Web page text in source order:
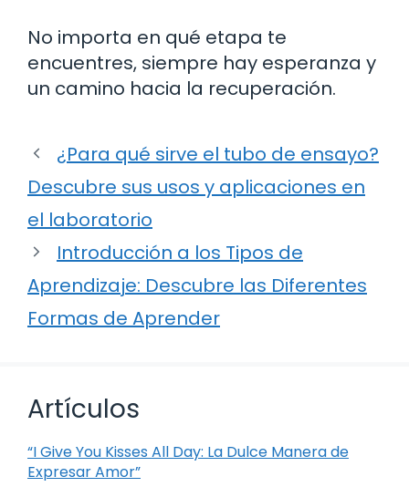
No importa en qué etapa te
encuentres, siempre hay esperanza y
un camino hacia la recuperación.
¿Para qué sirve el tubo de ensayo?
Descubre sus usos y aplicaciones en
el laboratorio
Introducción a los Tipos de
Aprendizaje: Descubre las Diferentes
Formas de Aprender
Artículos
“I Give You Kisses All Day: La Dulce Manera de
Expresar Amor”